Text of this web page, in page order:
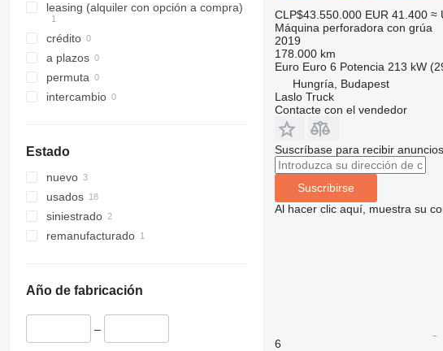
leasing (alquiler con opción a compra)
crédito
a plazos
permuta
intercambio
Estado
nuevo
usados
siniestrado
remanufacturado
Año de fabricación
–
CLP$43.550.000 EUR 41.400 ≈
Máquina perforadora con grúa
2019
178.000 km
Euro Euro 6 Potencia 213 kW
Hungría, Budapest
Laslo Truck
Contacte con el vendedor
Suscríbase para recibir
Suscribirse
Al hacer clic aquí, muestra su
6